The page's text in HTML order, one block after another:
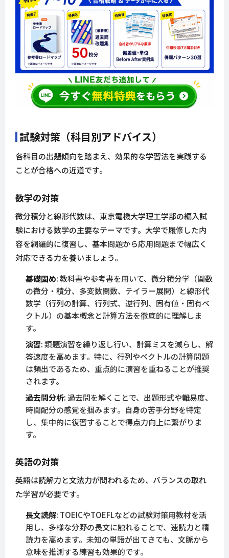
試験対策（科目別アドバイス）
各科目の出題傾向を踏まえ、効果的な学習法を実践する
ことが合格への近道です。
数学の対策
微分積分と線形代数は、東京電機大学理工学部の編入試
験における数学の主要なテーマです。大学で履修した内
容を網羅的に復習し、基本問題から応用問題まで幅広く
対応できる力を養いましょう。
基礎固め: 教科書や参考書を用いて、微分積分学（関数
の微分・積分、多変数関数、テイラー展開）と線形代
数学（行列の計算、行列式、逆行列、固有値・固有ベ
クトル）の基本概念と計算方法を徹底的に理解しま
す。
演習: 類題演習を繰り返し行い、計算ミスを減らし、解
答速度を高めます。特に、行列やベクトルの計算問題
は頻出であるため、重点的に演習を重ねることが推奨
されます。
過去問分析: 過去問を解くことで、出題形式や難易度、
時間配分の感覚を掴みます。自身の苦手分野を特定
し、集中的に復習することで得点力向上に繋がりま
す。
英語の対策
英語は読解力と文法力が問われるため、バランスの取れ
た学習が必要です。
長文読解: TOEICやTOEFLなどの試験対策用教材を活
用し、多様な分野の長文に触れることで、速読力と精
読力を高めます。未知の単語が出てきても、文脈から
意味を推測する練習も効果的です。